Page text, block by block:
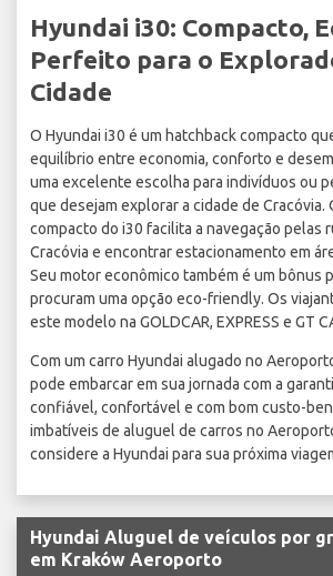
Hyundai i30: Compacto,
Perfeito para o
Cidade
O Hyundai i30 é um hatchback compacto
equilíbrio entre economia, conforto e
uma excelente escolha para indivíduos ou
que desejam explorar a cidade de Cracóvia.
compacto do i30 facilita a navegação pelas
Cracóvia e encontrar estacionamento em
Seu motor econômico também é um bônus
procuram uma opção eco-friendly. Os
este modelo na GOLDCAR, EXPRESS e GT
Com um carro Hyundai alugado no
pode embarcar em sua jornada com a
confiável, confortável e com bom custo-
imbatíveis de aluguel de carros no
considere a Hyundai para sua próxima
Hyundai Aluguel de veículos por
em Kraków Aeroporto